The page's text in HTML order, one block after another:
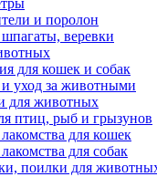
и поролон
веревки
для кошек и собак
уход за животными
для животных
птиц, рыб и грызунов
для кошек
для собак
поилки для